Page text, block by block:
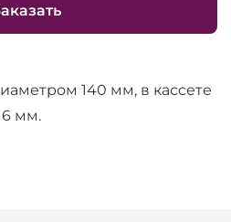
140 мм, в кассете
6 мм.